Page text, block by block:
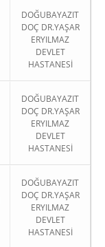
DOĞUBAYAZIT
DOÇ DR.YAŞAR
ERYILMAZ
DEVLET
HASTANESİ
DOĞUBAYAZIT
DOÇ DR.YAŞAR
ERYILMAZ
DEVLET
HASTANESİ
DOĞUBAYAZIT
DOÇ DR.YAŞAR
ERYILMAZ
DEVLET
HASTANESİ